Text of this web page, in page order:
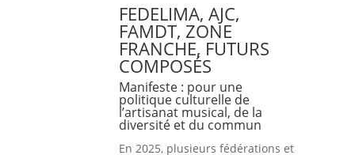
FEDELIMA, AJC,
FAMDT, ZONE
FRANCHE, FUTURS
COMPOSÉS
Manifeste : pour une
politique culturelle de
l’artisanat musical, de la
diversité et du commun
En 2025, plusieurs fédérations et